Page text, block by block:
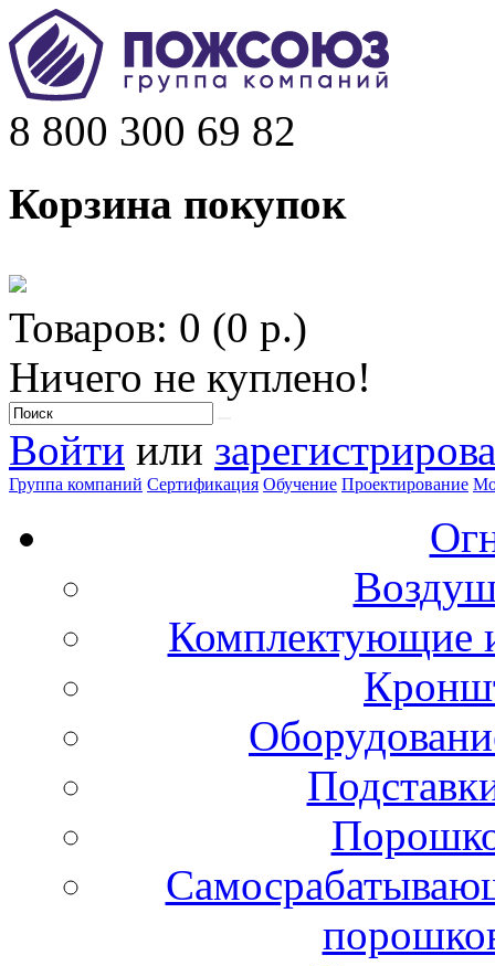
8 800 300 69 82
Корзина покупок
Товаров: 0 (0 р.)
Ничего не куплено!
Войти или
Группа компаний Сертификация Обучение Проектирование
Комплектующие